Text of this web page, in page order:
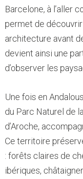
Barcelone, à l’aller
permet de
architecture avant
devient ainsi une
d’observer les
Une fois en
du Parc Naturel de
d’Aroche,
Ce territoire
: forêts claires de
ibériques,